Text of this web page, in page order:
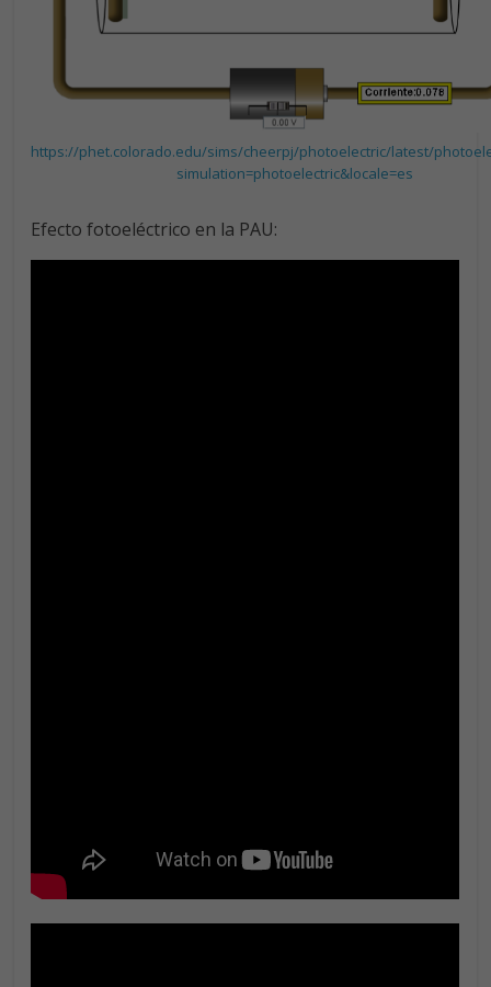
https://phet.colorado.edu/sims/cheerpj/photoelectric/latest/
simulation=photoelectric&locale=es
Efecto fotoeléctrico en la PAU: